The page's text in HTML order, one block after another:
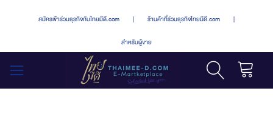
สมัครเข้าร่วมธุรกิจกับไทยมีดี.com | ร้านค้าที่ร่วมธุรกิจไทยมีดี.com |
สำหรับผู้ขาย